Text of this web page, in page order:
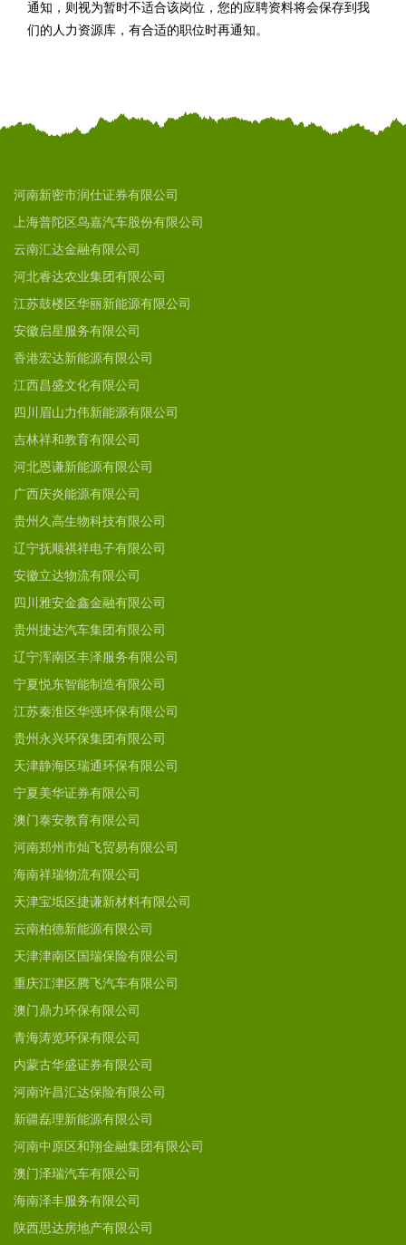
通知，则视为暂时不适合该岗位，您的应聘资料将会保存到我
们的人力资源库，有合适的职位时再通知。
河南新密市润仕证券有限公司
上海普陀区鸟嘉汽车股份有限公司
云南汇达金融有限公司
河北睿达农业集团有限公司
江苏鼓楼区华丽新能源有限公司
安徽启星服务有限公司
香港宏达新能源有限公司
江西昌盛文化有限公司
四川眉山力伟新能源有限公司
吉林祥和教育有限公司
河北恩谦新能源有限公司
广西庆炎能源有限公司
贵州久高生物科技有限公司
辽宁抚顺祺祥电子有限公司
安徽立达物流有限公司
四川雅安金鑫金融有限公司
贵州捷达汽车集团有限公司
辽宁浑南区丰泽服务有限公司
宁夏悦东智能制造有限公司
江苏秦淮区华强环保有限公司
贵州永兴环保集团有限公司
天津静海区瑞通环保有限公司
宁夏美华证券有限公司
澳门泰安教育有限公司
河南郑州市灿飞贸易有限公司
海南祥瑞物流有限公司
天津宝坻区捷谦新材料有限公司
云南柏德新能源有限公司
天津津南区国瑞保险有限公司
重庆江津区腾飞汽车有限公司
澳门鼎力环保有限公司
青海涛览环保有限公司
内蒙古华盛证券有限公司
河南许昌汇达保险有限公司
新疆磊理新能源有限公司
河南中原区和翔金融集团有限公司
澳门泽瑞汽车有限公司
海南泽丰服务有限公司
陕西思达房地产有限公司